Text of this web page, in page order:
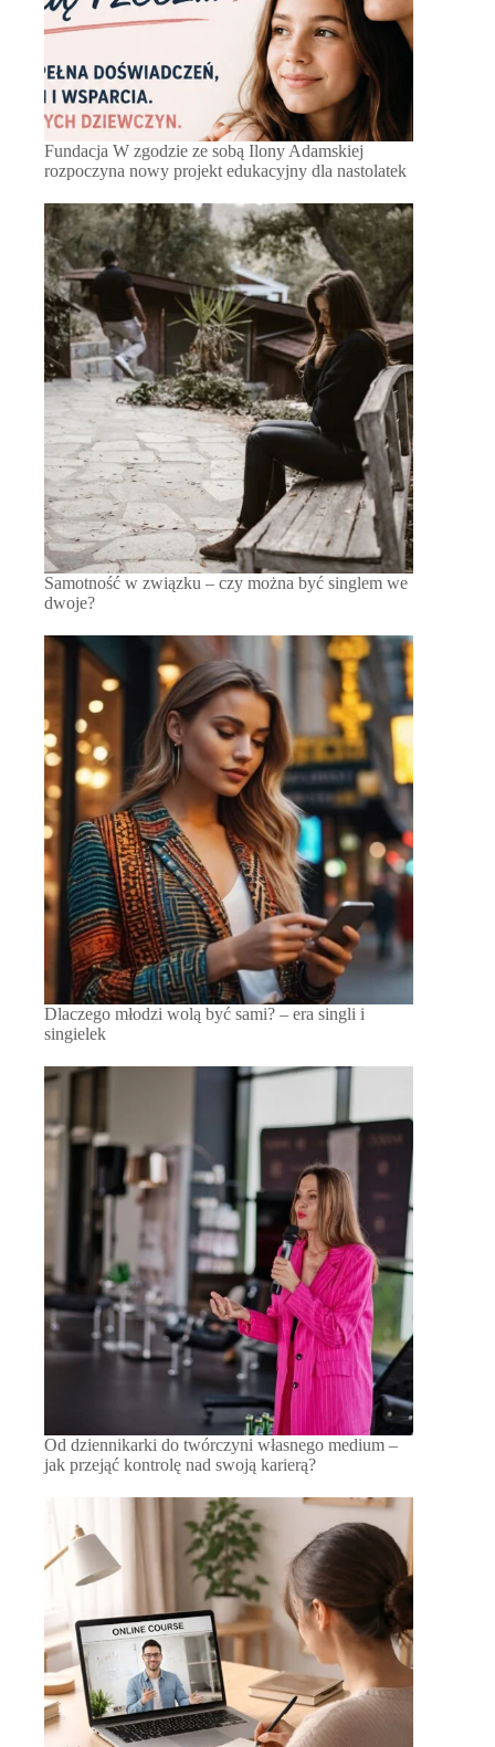
Fundacja W zgodzie ze sobą Ilony Adamskiej
rozpoczyna nowy projekt edukacyjny dla nastolatek
Samotność w związku – czy można być singlem we
dwoje?
Dlaczego młodzi wolą być sami? – era singli i
singielek
Od dziennikarki do twórczyni własnego medium –
jak przejąć kontrolę nad swoją karierą?